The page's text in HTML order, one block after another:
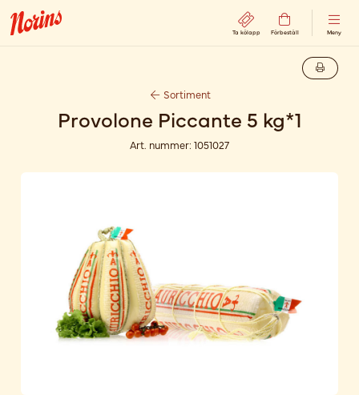
Ta kölapp Förbeställ Meny
Sortiment
Provolone Piccante 5 kg*1
Art. nummer: 1051027